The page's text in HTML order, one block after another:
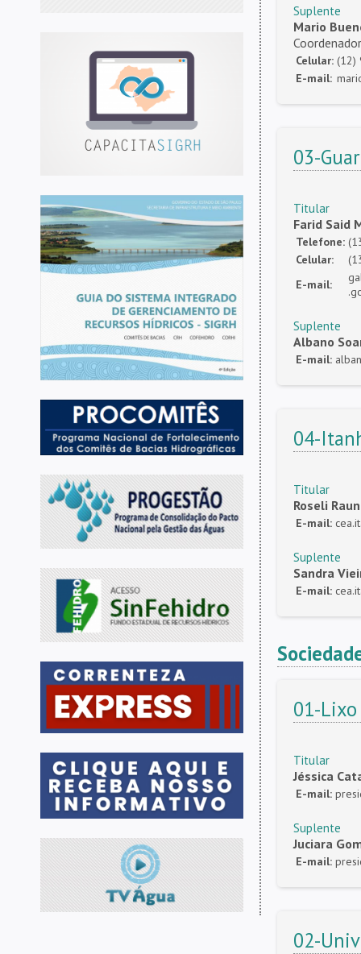
Suplente
Mario
Coordenador
Celular: (12)
E-mail:
03-
Titular
Farid Said
Telefone:
Celular:
E-mail:
Suplente
Albano
E-mail:
04-
Titular
Roseli
E-mail:
Suplente
Sandra
E-mail:
01-
Titular
Jéssica
E-mail:
Suplente
Juciara
E-mail:
02-